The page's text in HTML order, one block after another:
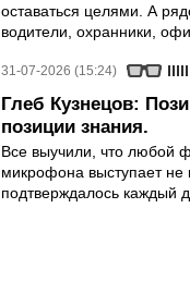
оставаться целями. А
водители, охранники,
31-07-2026 (15:24)
Глеб Кузнецов:
позиции знания.
Все выучили, что любой
микрофона выступает не
подтверждалось каждый